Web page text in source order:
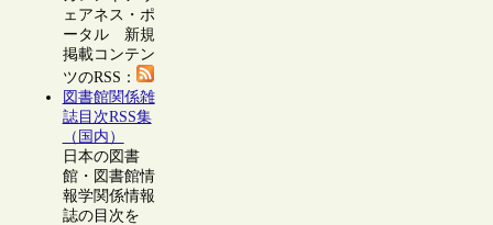
ェアネス・ポ
ータル 新規
掲載コンテン
ツのRSS：
図書館関係雑
誌目次RSS集
（国内）
日本の図書
館・図書館情
報学関係情報
誌の目次を